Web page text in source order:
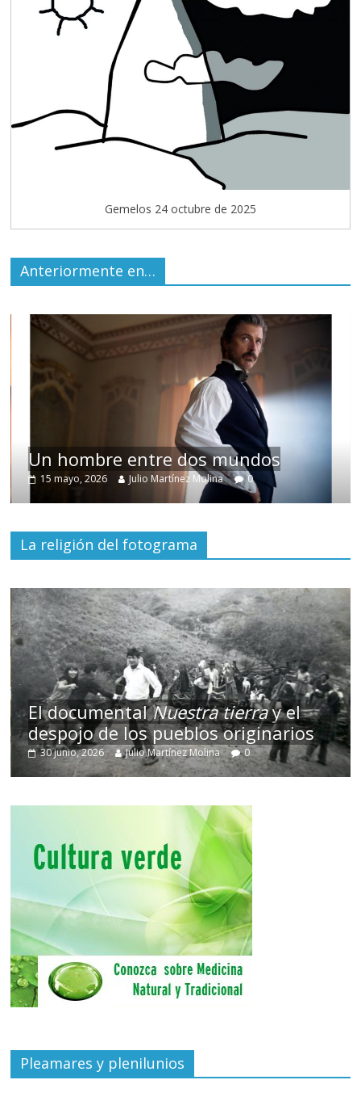
Gemelos 24 octubre de 2025
Anteriormente en…
Un hombre entre dos mundos
15 mayo, 2026 Julio Martínez Molina 0
La religión del fotograma
El documentalNuestra tierray el
despojo de los pueblos originarios
30 junio, 2026 Julio Martínez Molina 0
Pleamares y plenilunios